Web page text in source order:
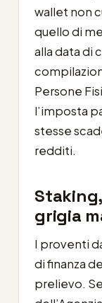
wallet non
quello di
alla data di
Persone
l’imposta
stesse
redditi.
grigia
I proventi
di finanza
prelievo.